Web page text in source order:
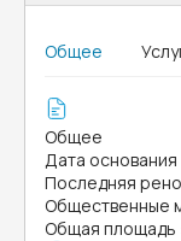
Общее
Общее
Дата основания
Последняя
Общественные
Общая площадь